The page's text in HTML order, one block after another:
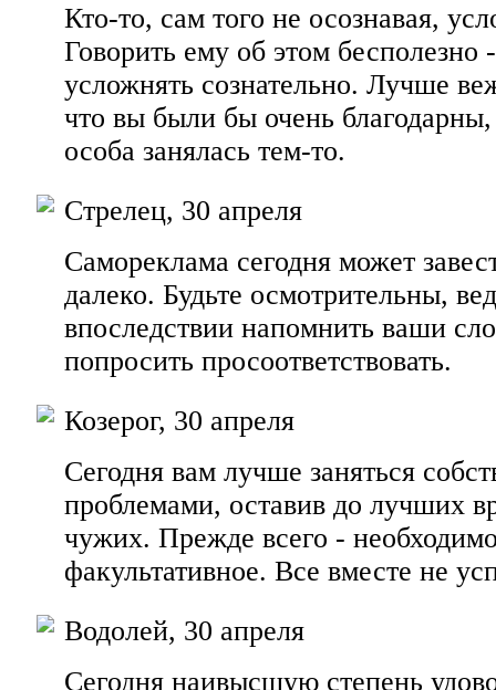
Кто-то, сам того не осознавая,
Говорить ему об этом бесполезно
усложнять сознательно. Лучше
что вы были бы очень
особа занялась тем-то.
Стрелец, 30 апреля
Самореклама сегодня может
далеко. Будьте осмотрительны,
впоследствии напомнить ваши
попросить просоответствовать.
Козерог, 30 апреля
Сегодня вам лучше заняться
проблемами, оставив до лучших
чужих. Прежде всего -
факультативное. Все вместе не
Водолей, 30 апреля
Сегодня наивысшую степень